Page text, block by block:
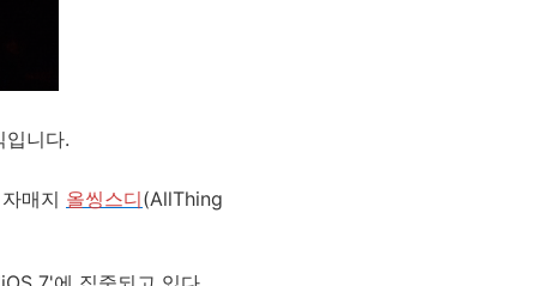
입니다.
매지 올씽스디(AllThing